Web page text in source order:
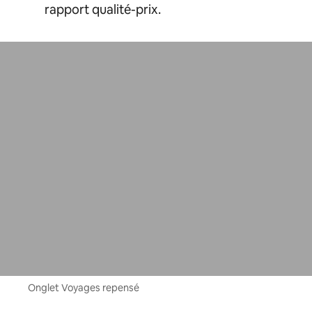
rapport qualité-prix.
Onglet Voyages repensé